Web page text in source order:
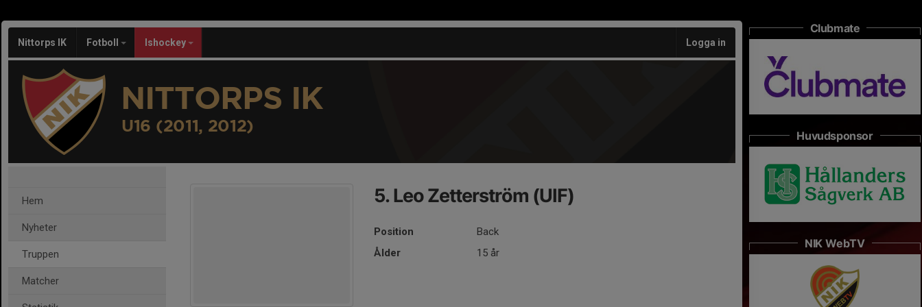
Nittorps IK Fotboll Ishockey Logga in
NITTORPS IK
U16 (2011, 2012)
Hem
Nyheter
Truppen
Matcher
5. Leo Zetterström (UIF)
Position
Back
Ålder
15 år
Clubmate
Huvudsponsor
NIK WebTV